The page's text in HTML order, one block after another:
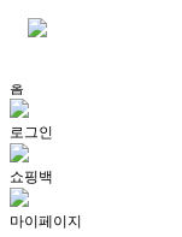
홈
로그인
쇼핑백
마이페이지